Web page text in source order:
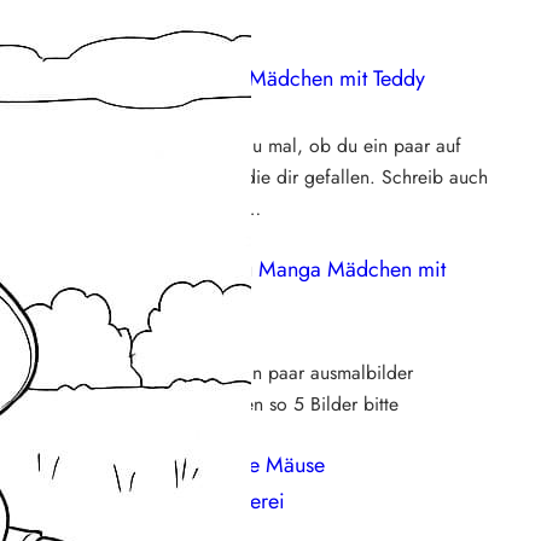
Manga Mädchen mit Teddy
18. Mai 2026
Hallo Larissa, schau mal, ob du ein paar auf
der Seite findest, die dir gefallen. Schreib auch
gerne, was genau…
Larissa bleher
Manga Mädchen mit
Teddy
16. Mai 2026
Ich möchte bitte ein paar ausmalbilder
mädchen am besten so 5 Bilder bitte
Franzi92zu
Süße Mäuse
Weihnachtsbäckerei